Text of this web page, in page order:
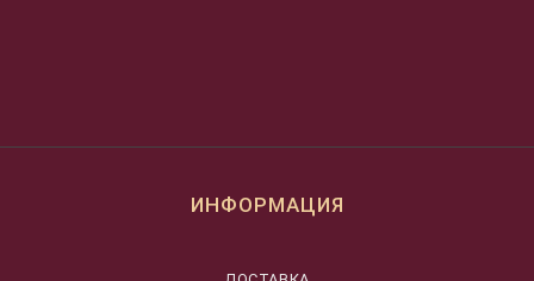
ИНФОРМАЦИЯ